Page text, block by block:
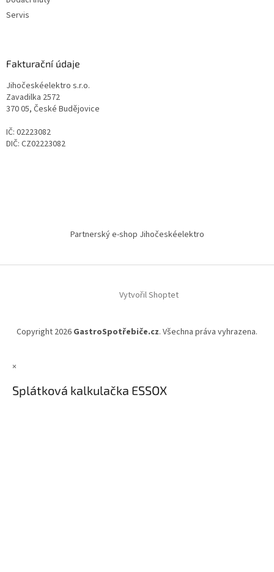
Servis
Fakturační údaje
Jihočeskéelektro s.r.o.
Zavadilka 2572
370 05, České Budějovice
IČ: 02223082
DIČ: CZ02223082
Partnerský e-shop Jihočeskéelektro
Vytvořil Shoptet
Copyright 2026 GastroSpotřebiče.cz. Všechna práva vyhrazena.
×
Splátková kalkulačka ESSOX